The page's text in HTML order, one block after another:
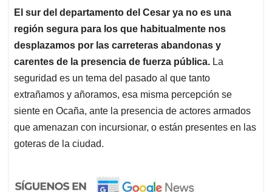
El sur del departamento del Cesar ya no es una
región segura para los que habitualmente nos
desplazamos por las carreteras abandonas y
carentes de la presencia de fuerza pública. La
seguridad es un tema del pasado al que tanto
extrañamos y añoramos, esa misma percepción se
siente en Ocaña, ante la presencia de actores armados
que amenazan con incursionar, o están presentes en las
goteras de la ciudad.